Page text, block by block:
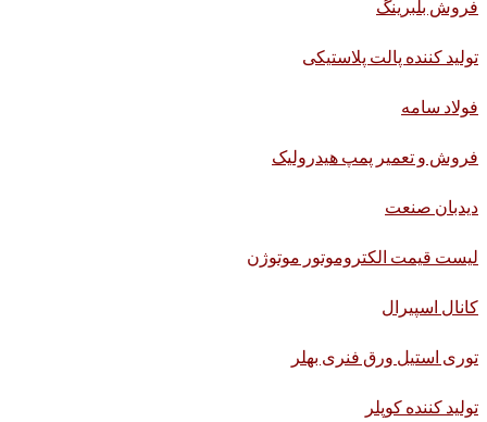
فروش بلبرینگ
تولید کننده پالت پلاستیکی
فولاد سامه
فروش و تعمیر پمپ هیدرولیک
دیدبان صنعت
لیست قیمت الکتروموتور موتوژن
کانال اسپیرال
توری استیل ورق فنری بهلر
تولید کننده کوپلر